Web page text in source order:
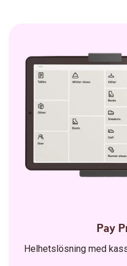
Pay
Helhetslösning med